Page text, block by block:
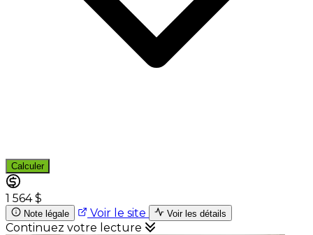
Calculer
1 564 $
Note légale Voir le site Voir les détails
Continuez votre lecture